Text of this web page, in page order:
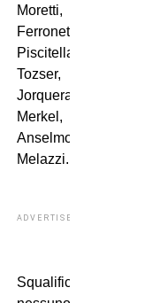
Moretti,
Ferronetti,
Piscitella,
Tozser,
Jorquera,
Merkel,
Anselmo,
Melazzi.
ADVERTISEMENT
Squalificati: